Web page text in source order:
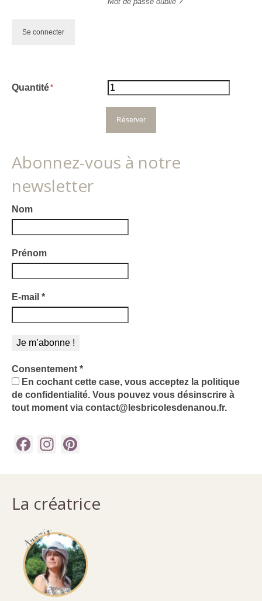
Quantité
Abonnez-vous à notre
newsletter
Nom
Prénom
E-mail *
Consentement *
En cochant cette case, vous acceptez la politique
de confidentialité. Vous pouvez vous désinscrire à
tout moment via contact@lesbricolesdenanou.fr.
Facebook
Instagram
La créatrice